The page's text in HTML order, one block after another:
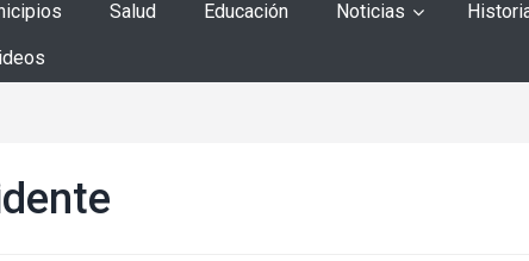
Salud Educación Noticias